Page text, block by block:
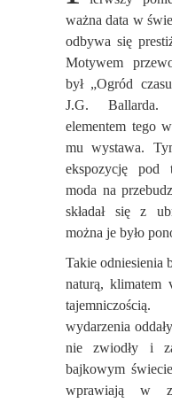
ważna data w
odbywa się
Motywem
był „Ogród
J.G. Ballarda.
elementem tego
mu wystawa.
ekspozycję pod
moda na
składał się z
można je było
Takie odniesienia
naturą, klimatem
wydarzenia
nie zwiodły i
bajkowym
wprawiają w